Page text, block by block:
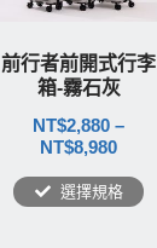
前行者前開式行李
箱-霧石灰
NT$2,880 –
NT$8,980
選擇規格